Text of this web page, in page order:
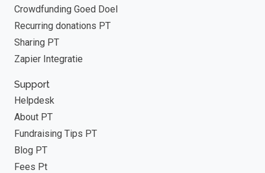
Crowdfunding Goed Doel
Recurring donations PT
Sharing PT
Zapier Integratie
Support
Helpdesk
About PT
Fundraising Tips PT
Blog PT
Fees Pt